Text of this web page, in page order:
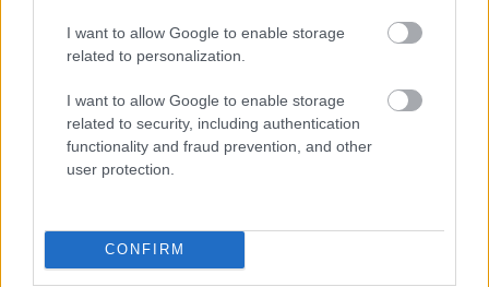
I want to allow Google to enable storage
related to personalization.
I want to allow Google to enable storage
related to security, including authentication
functionality and fraud prevention, and other
user protection.
CONFIRM
Si Giménez consigue mantener a raya sus recurrentes
problemas con las lesiones musculares, puede ser el año
su tope hasta la fecha. Por ahora, un defensa que es
garantía de éxito para tu equipo.
Raúl Albiol (Villarreal, 4.500.000, 12 puntos)
Raúl Albiol está demostrando en este inicio de temporada
que es uno de los mejores centrales del campeonato a sus
35 años. Bien es cierto que los groguets no han ganado